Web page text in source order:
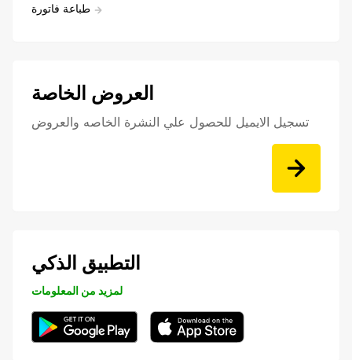
طباعة فاتورة
العروض الخاصة
تسجيل الايميل للحصول علي النشرة الخاصه والعروض
التطبيق الذكي
لمزيد من المعلومات